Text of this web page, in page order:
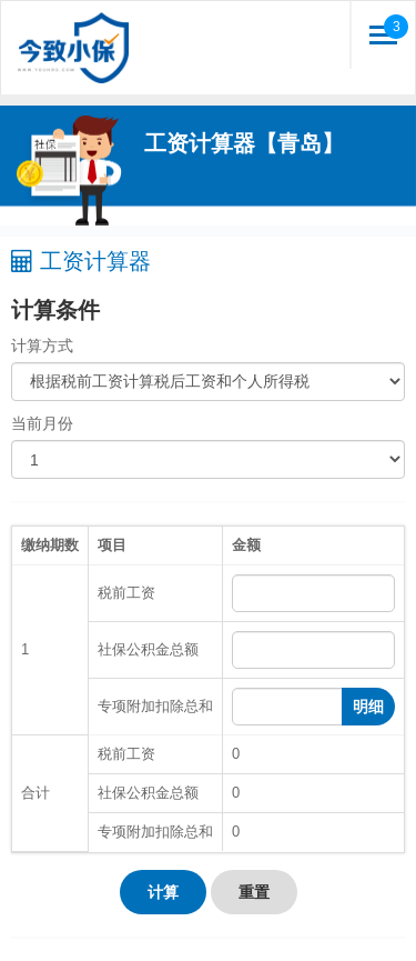
3
工资计算器【青岛】
工资计算器
计算条件
计算方式
当前月份
缴纳期数 项目 金额
1
税前工资
社保公积金总额
专项附加扣除总和 明细
合计
税前工资 0
社保公积金总额 0
专项附加扣除总和 0
计算 重置